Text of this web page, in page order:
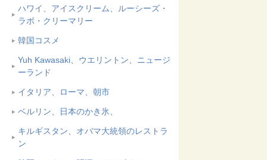
ハワイ、アイスクリーム、ルーシーズ・
ラボ・クリーマリー
韓国コスメ
Yuh Kawasaki、ウエリントン、ニュージ
ーランド
イタリア、ローマ、朝市
ベルリン、日本のかき氷、
キルギスタン、オバマ大統領のレストラ
ン